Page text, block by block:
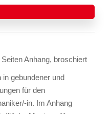
Anhang, broschiert
in gebundener und
für den
in. Im Anhang